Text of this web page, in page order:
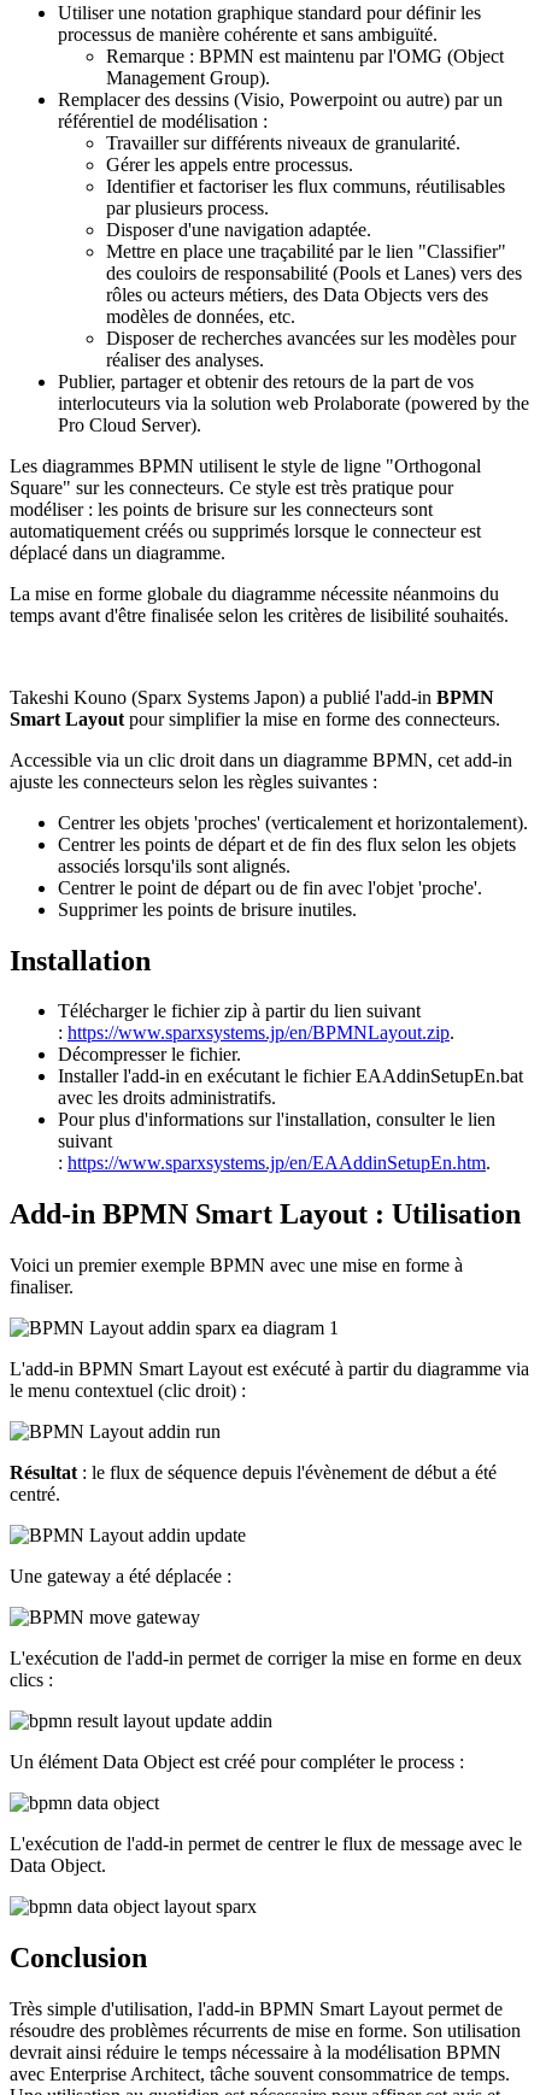
Utiliser une notation graphique standard pour définir les
processus de manière cohérente et sans ambiguïté.
Remarque : BPMN est maintenu par l'OMG (Object
Management Group).
Remplacer des dessins (Visio, Powerpoint ou autre) par un
référentiel de modélisation :
Travailler sur différents niveaux de granularité.
Gérer les appels entre processus.
Identifier et factoriser les flux communs, réutilisables
par plusieurs process.
Disposer d'une navigation adaptée.
Mettre en place une traçabilité par le lien "Classifier"
des couloirs de responsabilité (Pools et Lanes) vers des
rôles ou acteurs métiers, des Data Objects vers des
modèles de données, etc.
Disposer de recherches avancées sur les modèles pour
réaliser des analyses.
Publier, partager et obtenir des retours de la part de vos
interlocuteurs via la solution web Prolaborate (powered by the
Pro Cloud Server).
Les diagrammes BPMN utilisent le style de ligne "Orthogonal
Square" sur les connecteurs. Ce style est très pratique pour
modéliser : les points de brisure sur les connecteurs sont
automatiquement créés ou supprimés lorsque le connecteur est
déplacé dans un diagramme.
La mise en forme globale du diagramme nécessite néanmoins du
temps avant d'être finalisée selon les critères de lisibilité souhaités.
Takeshi Kouno (Sparx Systems Japon) a publié l'add-in BPMN
Smart Layout pour simplifier la mise en forme des connecteurs.
Accessible via un clic droit dans un diagramme BPMN, cet add-in
ajuste les connecteurs selon les règles suivantes :
Centrer les objets 'proches' (verticalement et horizontalement).
Centrer les points de départ et de fin des flux selon les objets
associés lorsqu'ils sont alignés.
Centrer le point de départ ou de fin avec l'objet 'proche'.
Supprimer les points de brisure inutiles.
Installation
Télécharger le fichier zip à partir du lien suivant
: https://www.sparxsystems.jp/en/BPMNLayout.zip.
Décompresser le fichier.
Installer l'add-in en exécutant le fichier EAAddinSetupEn.bat
avec les droits administratifs.
Pour plus d'informations sur l'installation, consulter le lien
suivant
: https://www.sparxsystems.jp/en/EAAddinSetupEn.htm.
Add-in BPMN Smart Layout : Utilisation
Voici un premier exemple BPMN avec une mise en forme à
finaliser.
L'add-in BPMN Smart Layout est exécuté à partir du diagramme via
le menu contextuel (clic droit) :
Résultat : le flux de séquence depuis l'évènement de début a été
centré.
Une gateway a été déplacée :
L'exécution de l'add-in permet de corriger la mise en forme en deux
clics :
Un élément Data Object est créé pour compléter le process :
L'exécution de l'add-in permet de centrer le flux de message avec le
Data Object.
Conclusion
Très simple d'utilisation, l'add-in BPMN Smart Layout permet de
résoudre des problèmes récurrents de mise en forme. Son utilisation
devrait ainsi réduire le temps nécessaire à la modélisation BPMN
avec Enterprise Architect, tâche souvent consommatrice de temps.